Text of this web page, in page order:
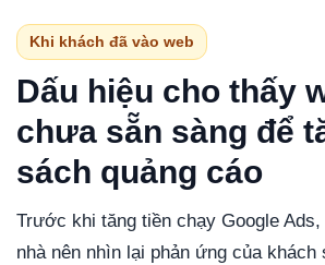
Khi khách đã vào web
Dấu hiệu cho thấy
chưa sẵn sàng để
sách quảng cáo
Trước khi tăng tiền chạy Google
nhà nên nhìn lại phản ứng của khách